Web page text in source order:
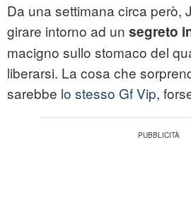
Da una settimana circa però,
girare intorno ad un segreto
macigno sullo stomaco del
liberarsi. La cosa che
sarebbe lo stesso Gf Vip,